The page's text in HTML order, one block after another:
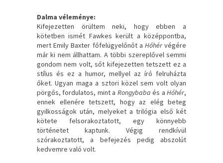
Dalma véleménye:
Kifejezetten örültem neki, hogy ebben a
kötetben ismét Fawkes került a középpontba,
mert Emily Baxter főfelügyelőnőt a Hóhérvégére
már ki nem állhattam. A többi szereplővel semmi
gondom nem volt, sőt kifejezetten tetszett ez a
stílus és ez a humor, mellyel az író felruházta
őket. Ugyan maga a sztori közel sem volt olyan
pörgős, fordulatos, mint a Rongybaba és aHóhér,
ennek ellenére tetszett, hogy az elég beteg
gyilkosságok után, melyeket a trilógia első két
kötete felsorakoztatott, egy könnyebb
történetet kaptunk. Végig rendkívül
szórakoztatott, a befejezés pedig abszolút
kedvemre való volt.